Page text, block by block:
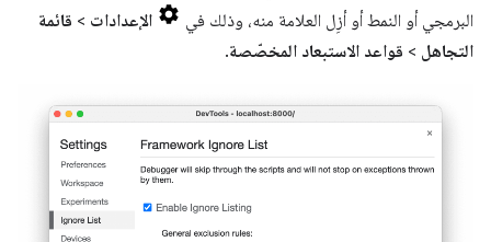
البرمجي أو النمط أو أزِل العلامة منه، وذلك في
الإعدادات > قائمة
التجاهل > قواعد الاستبعاد المخصّصة.